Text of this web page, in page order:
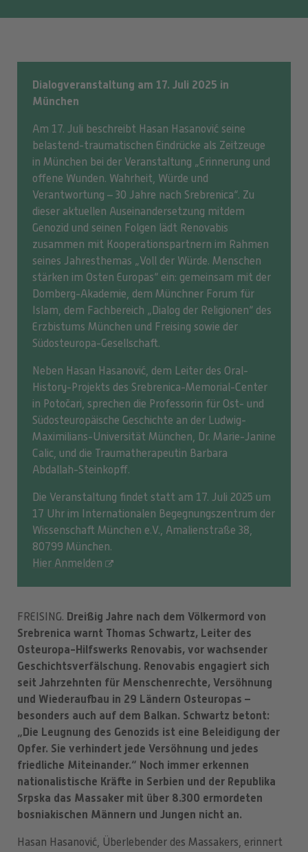
Dialogveranstaltung am 17. Juli 2025 in
München
Am 17. Juli beschreibt Hasan Hasanović seine
belastend-traumatischen Eindrücke als Zeitzeuge
in München bei der Veranstaltung „Erinnerung und
offene Wunden. Wahrheit, Würde und
Verantwortung – 30 Jahre nach Srebrenica“. Zu
dieser aktuellen Auseinandersetzung mitdem
Genozid und seinen Folgen lädt Renovabis
zusammen mit Kooperationspartnern im Rahmen
seines Jahresthemas „Voll der Würde. Menschen
stärken im Osten Europas“ ein: gemeinsam mit der
Domberg-Akademie, dem Münchner Forum für
Islam, dem Fachbereich „Dialog der Religionen“ des
Erzbistums München und Freising sowie der
Südosteuropa-Gesellschaft.
Neben Hasan Hasanović, dem Leiter des Oral-
History-Projekts des Srebrenica-Memorial-Center
in Potočari, sprechen die Professorin für Ost- und
Südosteuropäische Geschichte an der Ludwig-
Maximilians-Universität München, Dr. Marie-Janine
Calic, und die Traumatherapeutin Barbara
Abdallah-Steinkopff.
Die Veranstaltung findet statt am 17. Juli 2025 um
17 Uhr im Internationalen Begegnungszentrum der
Wissenschaft München e.V., Amalienstraße 38,
80799 München.
Hier Anmelden
FREISING. Dreißig Jahre nach dem Völkermord von
Srebrenica warnt Thomas Schwartz, Leiter des
Osteuropa-Hilfswerks Renovabis, vor wachsender
Geschichtsverfälschung. Renovabis engagiert sich
seit Jahrzehnten für Menschenrechte, Versöhnung
und Wiederaufbau in 29 Ländern Osteuropas –
besonders auch auf dem Balkan. Schwartz betont:
„Die Leugnung des Genozids ist eine Beleidigung der
Opfer. Sie verhindert jede Versöhnung und jedes
friedliche Miteinander.“ Noch immer erkennen
nationalistische Kräfte in Serbien und der Republika
Srpska das Massaker mit über 8.300 ermordeten
bosniakischen Männern und Jungen nicht an.
Hasan Hasanović, Überlebender des Massakers, erinnert